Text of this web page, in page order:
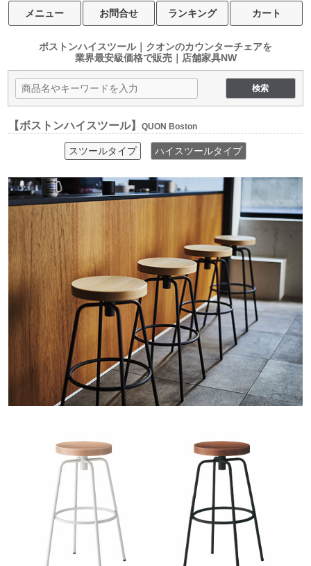
メニュー お問合せ ランキング カート
ボストンハイスツール｜クオンのカウンターチェアを
業界最安級価格で販売｜店舗家具NW
【ボストンハイスツール】QUON Boston
スツールタイプ ハイスツールタイプ